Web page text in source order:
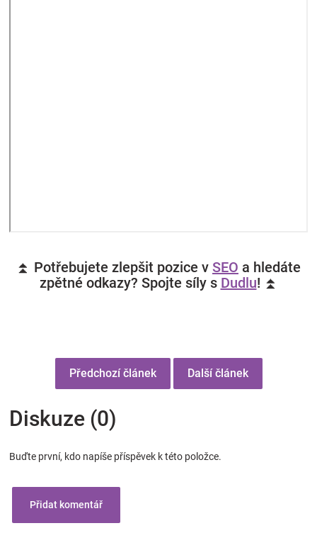
⏫ Potřebujete zlepšit pozice v SEO a hledáte
zpětné odkazy? Spojte síly s Dudlu! ⏫
Předchozí článek Další článek
Diskuze (0)
Buďte první, kdo napíše příspěvek k této položce.
Přidat komentář